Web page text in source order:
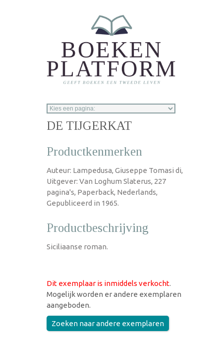
DE TIJGERKAT
Productkenmerken
Auteur: Lampedusa, Giuseppe Tomasi di,
Uitgever: Van Loghum Slaterus, 227
pagina's, Paperback, Nederlands,
Gepubliceerd in 1965.
Productbeschrijving
Siciliaanse roman.
Dit exemplaar is inmiddels verkocht.
Mogelijk worden er andere exemplaren
aangeboden.
Zoeken naar andere exemplaren